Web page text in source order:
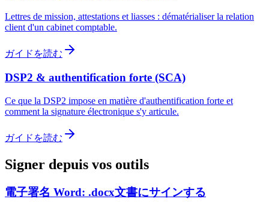
Lettres de mission, attestations et liasses : dématérialiser la relation
client d'un cabinet comptable.
ガイドを読む
DSP2 & authentification forte (SCA)
Ce que la DSP2 impose en matière d'authentification forte et
comment la signature électronique s'y articule.
ガイドを読む
Signer depuis vos outils
電子署名 Word: .docx文書にサインする